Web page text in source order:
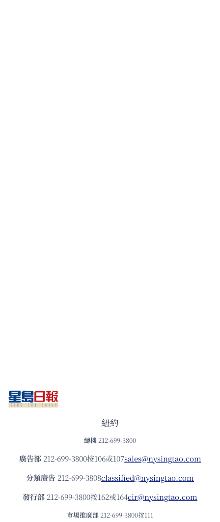
紐約
總機 212-699-3800
廣告部212-699-3800按106或107sales@nysingtao.com
分類廣告 212-699-3808classified@nysingtao.com
發⾏部 212-699-3800按162或164cir@nysingtao.com
市場推廣部 212-699-3800按111